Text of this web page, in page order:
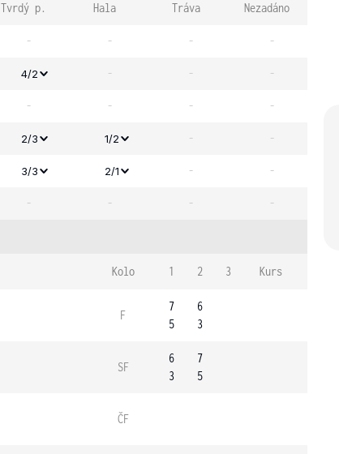
Tvrdý p. Hala Tráva Nezadáno
- - - -
4/2 - - -
- - - -
2/3 1/2 - -
3/3 2/1 - -
- - - -
Kolo 1 2 3 Kurs
F
7
5
6
3
SF
6
3
7
5
ČF